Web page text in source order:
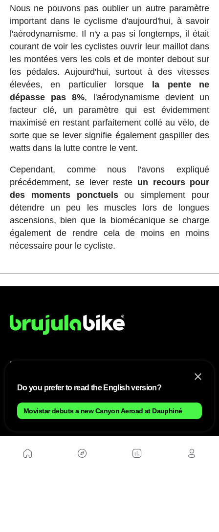
Nous ne pouvons pas oublier un autre paramètre
important dans le cyclisme d'aujourd'hui, à savoir
l'aérodynamisme. Il n'y a pas si longtemps, il était
courant de voir les cyclistes ouvrir leur maillot dans
les montées vers les cols et de monter debout sur
les pédales. Aujourd'hui, surtout à des vitesses
élevées, en particulier lorsque la pente ne
dépasse pas 8%, l'aérodynamisme devient un
facteur clé, un paramètre qui est évidemment
maximisé en restant parfaitement collé au vélo, de
sorte que se lever signifie également gaspiller des
watts dans la lutte contre le vent.
Cependant, comme nous l'avons expliqué
précédemment, se lever reste un recours pour
des moments ponctuelsou simplement pour
détendre un peu les muscles lors de longues
ascensions, bien que la biomécanique se charge
également de rendre cela de moins en moins
nécessaire pour le cycliste.
NOUS
Plan du site
Contact
SITES D'AMIS
Do you prefer to read the English version?
Movistar debuts a new Canyon Aeroad at Dauphiné